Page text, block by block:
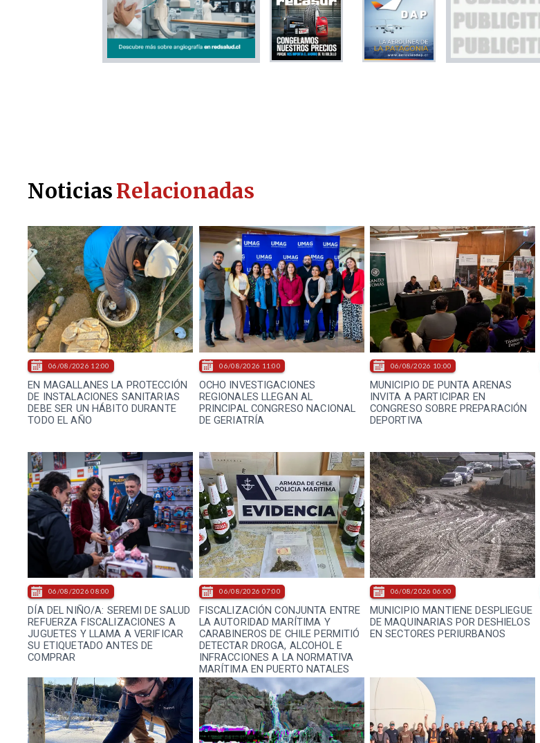
EN MAGALLANES LA PROTECCIÓN
DE INSTALACIONES SANITARIAS
DEBE SER UN HÁBITO DURANTE
TODO EL AÑO
06/08/2026 12:00
OCHO INVESTIGACIONES
REGIONALES LLEGAN AL
PRINCIPAL CONGRESO NACIONAL
DE GERIATRÍA
06/08/2026 11:00
MUNICIPIO DE PUNTA ARENAS
INVITA A PARTICIPAR EN
CONGRESO SOBRE PREPARACIÓN
DEPORTIVA
06/08/2026 10:00
DÍA DEL NIÑO/A: SEREMI DE SALUD
REFUERZA FISCALIZACIONES A
JUGUETES Y LLAMA A VERIFICAR
SU ETIQUETADO ANTES DE
COMPRAR
06/08/2026 08:00
FISCALIZACIÓN CONJUNTA ENTRE
LA AUTORIDAD MARÍTIMA Y
CARABINEROS DE CHILE PERMITIÓ
DETECTAR DROGA, ALCOHOL E
INFRACCIONES A LA NORMATIVA
MARÍTIMA EN PUERTO NATALES
06/08/2026 07:00
MUNICIPIO MANTIENE DESPLIEGUE
DE MAQUINARIAS POR DESHIELOS
EN SECTORES PERIURBANOS
06/08/2026 06:00
NoticiasRelacionadas